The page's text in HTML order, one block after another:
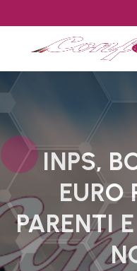
k
t
e
t
INPS,
EURO
PARENTI